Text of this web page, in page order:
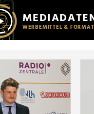
Medien, Werbung und
die Sie ihnen